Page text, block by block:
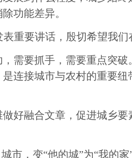
功能差异。
要讲话，殷切希望我们
要抓手，需要重点突破
连接城市与农村的重要
融合文章，促进城乡要
，变“他的城”为“我的家